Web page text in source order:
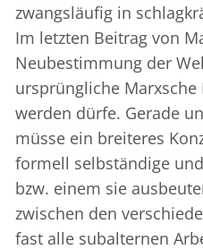
zwangsläufig in
Im letzten Beitrag von
Neubestimmung der
ursprüngliche Marxsche
werden dürfe. Gerade
müsse ein breiteres
formell selbständige
bzw. einem sie
zwischen den
fast alle subalternen